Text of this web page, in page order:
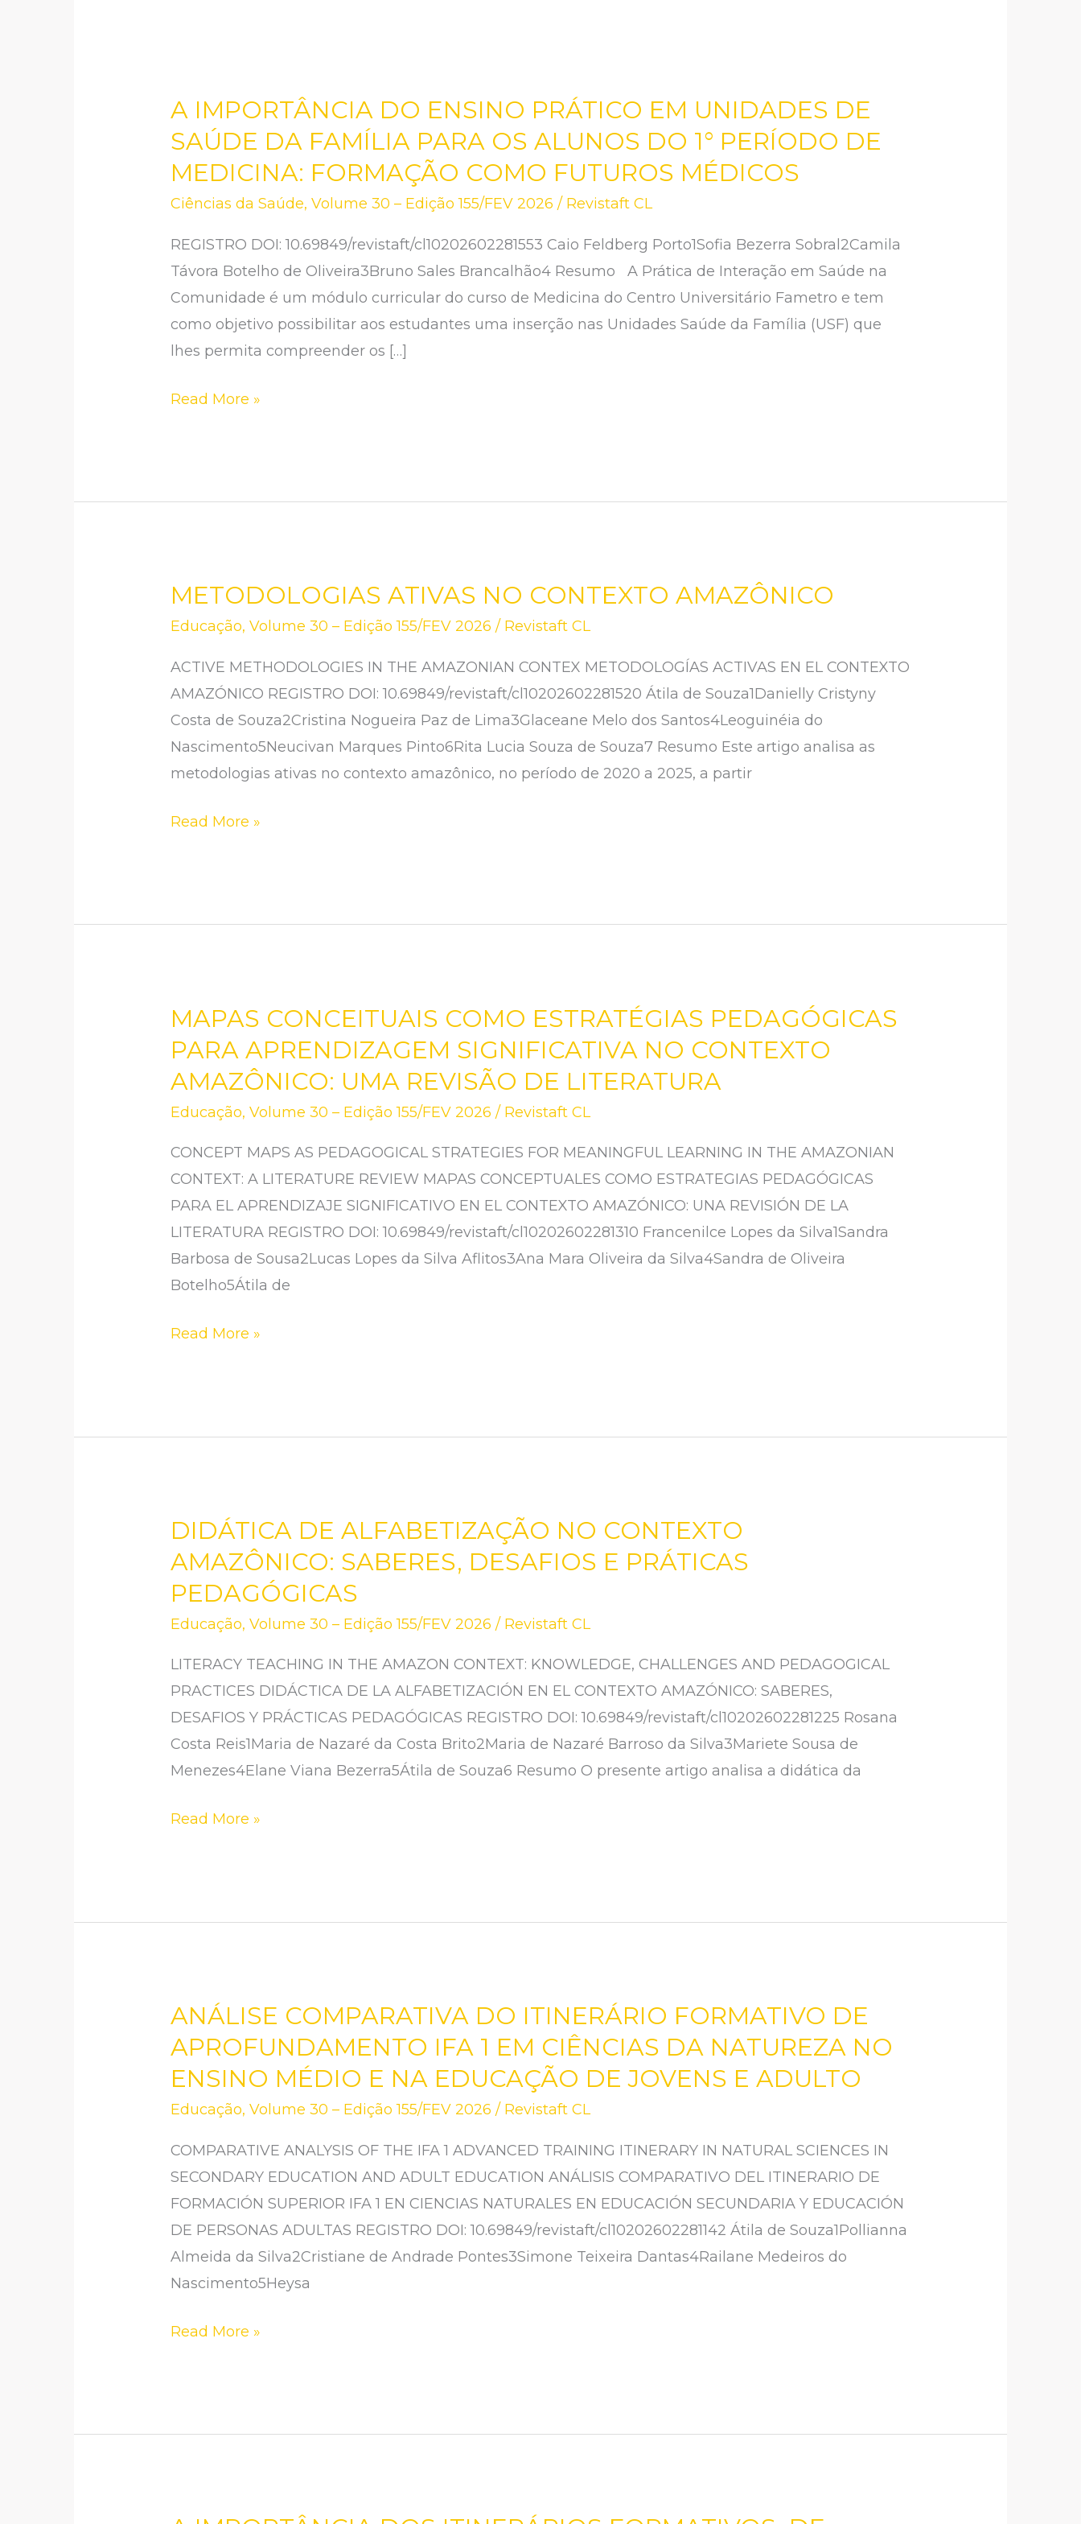
A IMPORTÂNCIA DO ENSINO PRÁTICO EM UNIDADES DE
SAÚDE DA FAMÍLIA PARA OS ALUNOS DO 1° PERÍODO DE
MEDICINA: FORMAÇÃO COMO FUTUROS MÉDICOS
Ciências da Saúde,Volume 30 – Edição 155/FEV 2026 / Revistaft CL
REGISTRO DOI: 10.69849/revistaft/cl10202602281553 Caio Feldberg Porto1Sofia Bezerra Sobral2Camila
Távora Botelho de Oliveira3Bruno Sales Brancalhão4 Resumo A Prática de Interação em Saúde na
Comunidade é um módulo curricular do curso de Medicina do Centro Universitário Fametro e tem
como objetivo possibilitar aos estudantes uma inserção nas Unidades Saúde da Família (USF) que
lhes permita compreender os […]
A
IMPORTÂNCIA
ENSINO
PRÁTICO
EM
UNIDADES
DE
SAÚDE
DA
PARA
1°
MEDICINA:
FUTUROS
MÉDICOS
Read More »
METODOLOGIAS ATIVAS NO CONTEXTO AMAZÔNICO
Educação,Volume 30 – Edição 155/FEV 2026 / Revistaft CL
ACTIVE METHODOLOGIES IN THE AMAZONIAN CONTEX METODOLOGÍAS ACTIVAS EN EL CONTEXTO
AMAZÓNICO REGISTRO DOI: 10.69849/revistaft/cl10202602281520 Átila de Souza1Danielly Cristyny
Costa de Souza2Cristina Nogueira Paz de Lima3Glaceane Melo dos Santos4Leoguinéia do
Nascimento5Neucivan Marques Pinto6Rita Lucia Souza de Souza7 Resumo Este artigo analisa as
metodologias ativas no contexto amazônico, no período de 2020 a 2025, a partir
METODOLOGIAS
ATIVAS
CONTEXTO
AMAZÔNICO
Read More »
MAPAS CONCEITUAIS COMO ESTRATÉGIAS PEDAGÓGICAS
PARA APRENDIZAGEM SIGNIFICATIVA NO CONTEXTO
AMAZÔNICO: UMA REVISÃO DE LITERATURA
Educação,Volume 30 – Edição 155/FEV 2026 / Revistaft CL
CONCEPT MAPS AS PEDAGOGICAL STRATEGIES FOR MEANINGFUL LEARNING IN THE AMAZONIAN
CONTEXT: A LITERATURE REVIEW MAPAS CONCEPTUALES COMO ESTRATEGIAS PEDAGÓGICAS
PARA EL APRENDIZAJE SIGNIFICATIVO EN EL CONTEXTO AMAZÓNICO: UNA REVISIÓN DE LA
LITERATURA REGISTRO DOI: 10.69849/revistaft/cl10202602281310 Francenilce Lopes da Silva1Sandra
Barbosa de Sousa2Lucas Lopes da Silva Aflitos3Ana Mara Oliveira da Silva4Sandra de Oliveira
Botelho5Átila de
MAPAS
CONCEITUAIS
ESTRATÉGIAS
PEDAGÓGICAS
PARA
APRENDIZAGEM
SIGNIFICATIVA
NO
CONTEXTO
AMAZÔNICO:
REVISÃO
Read More »
DIDÁTICA DE ALFABETIZAÇÃO NO CONTEXTO
AMAZÔNICO: SABERES, DESAFIOS E PRÁTICAS
PEDAGÓGICAS
Educação,Volume 30 – Edição 155/FEV 2026 / Revistaft CL
LITERACY TEACHING IN THE AMAZON CONTEXT: KNOWLEDGE, CHALLENGES AND PEDAGOGICAL
PRACTICES DIDÁCTICA DE LA ALFABETIZACIÓN EN EL CONTEXTO AMAZÓNICO: SABERES,
DESAFIOS Y PRÁCTICAS PEDAGÓGICAS REGISTRO DOI: 10.69849/revistaft/cl10202602281225 Rosana
Costa Reis1Maria de Nazaré da Costa Brito2Maria de Nazaré Barroso da Silva3Mariete Sousa de
Menezes4Elane Viana Bezerra5Átila de Souza6 Resumo O presente artigo analisa a didática da
DIDÁTICA
DE
ALFABETIZAÇÃO
NO
CONTEXTO
AMAZÔNICO:
SABERES,
DESAFIOS
E
PRÁTICAS
Read More »
ANÁLISE COMPARATIVA DO ITINERÁRIO FORMATIVO DE
APROFUNDAMENTO IFA 1 EM CIÊNCIAS DA NATUREZA NO
ENSINO MÉDIO E NA EDUCAÇÃO DE JOVENS E ADULTO
Educação,Volume 30 – Edição 155/FEV 2026 / Revistaft CL
COMPARATIVE ANALYSIS OF THE IFA 1 ADVANCED TRAINING ITINERARY IN NATURAL SCIENCES IN
SECONDARY EDUCATION AND ADULT EDUCATION ANÁLISIS COMPARATIVO DEL ITINERARIO DE
FORMACIÓN SUPERIOR IFA 1 EN CIENCIAS NATURALES EN EDUCACIÓN SECUNDARIA Y EDUCACIÓN
DE PERSONAS ADULTAS REGISTRO DOI: 10.69849/revistaft/cl10202602281142 Átila de Souza1Pollianna
Almeida da Silva2Cristiane de Andrade Pontes3Simone Teixeira Dantas4Railane Medeiros do
Nascimento5Heysa
ANÁLISE
COMPARATIVA
ITINERÁRIO
FORMATIVO
DE
APROFUNDAMENTO
IFA
1
EM
CIÊNCIAS
NATUREZA
E
DE
Read More »